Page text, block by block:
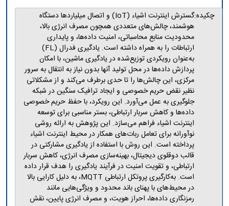
مرتبط
بنیاد
ملی
نخبگان
شرکت
های
دانش
بنیان
آئین
نامه
نامه
های
پژوهشی
فرم
های
چکیده:
گسترش اینترنت اشیاء (IoT) و اتصال میلیاردها دستگاه
هوشمند، چالش‌های متعددی همچون مصرف انرژی بالا،
محدودیت منابع محاسباتی، امنیت داده‌ها، و پایداری
ارتباطات را به همراه داشته است. یادگیری فدرال (FL)
به‌عنوان رویکردی توزیع‌شده در یادگیری ماشین، با امکان
پردازش داده‌ها در محل تولید آنها بدون نیاز به انتقال به سرور
مرکزی، این چالش‌ها را تا حدی برطرف می‌کند و از مشکلاتی
نظیر نقض حریم خصوصی و ایجاد ترافیک سنگین در شبکه
جلوگیری به عمل می‌آورد. این رویکرد، با حفظ حریم خصوصی
داده‌ها و کاهش سربار ارتباطی، بستر مناسبی برای توسعه
اینترنت اشیاء فراهم می‌سازد. این پژوهش به ارائه روشی
نوآورانه برای تعامل ربات‌های همکار در محیط اینترنت اشیاء
پرداخته است. این روش با استفاده از یادگیری مشارکتی در
قالب دوقلوی دیجیتال، بهینه‌سازی مصرف انرژی، کاهش سربار
ارتباطی، و تقویت امنیت در فرآیند یادگیری را هدف قرار داده
است. به‌کارگیری پروتکل ارتباطی MQTT، به دلیل کارایی بالا
در محیط‌های با پهنای باند محدود و ویژگی‌هایی مانند
رمزنگاری داده‌ها، احراز هویت، و مصرف انرژی پایین، نقش